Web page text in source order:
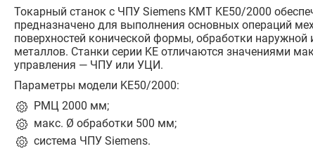
Токарный станок с ЧПУ Siemens KMT KE50/2000
предназначено для выполнения основных операций
поверхностей конической формы, обработки наружной
металлов. Станки серии KE отличаются значениями
управления — ЧПУ или УЦИ.
Параметры модели KE50/2000:
РМЦ 2000 мм;
макс. Ø обработки 500 мм;
система ЧПУ Siemens.